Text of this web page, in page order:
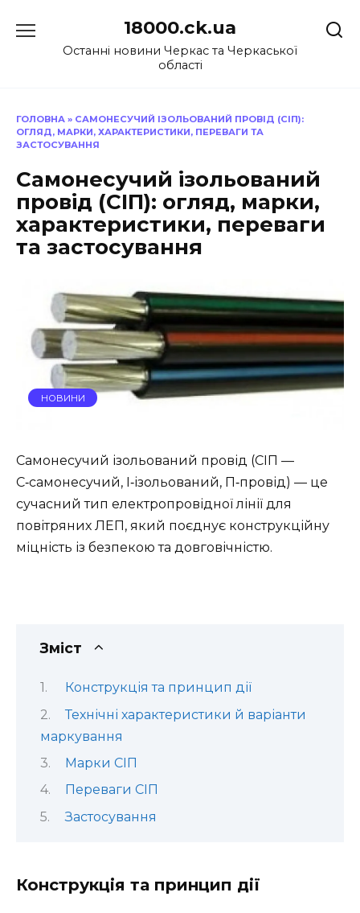
до
18000.ck.ua
Останні новини Черкас та Черкаської
області
ГОЛОВНА » САМОНЕСУЧИЙ ІЗОЛЬОВАНИЙ ПРОВІД (СІП):
ОГЛЯД, МАРКИ, ХАРАКТЕРИСТИКИ, ПЕРЕВАГИ ТА
ЗАСТОСУВАННЯ
Самонесучий ізольований
провід (СІП): огляд, марки,
характеристики, переваги
та застосування
НОВИНИ
Самонесучий ізольований провід (СІП —
С‑самонесучий, І‑ізольований, П‑провід) — це
сучасний тип електропровідної лінії для
повітряних ЛЕП, який поєднує конструкційну
міцність із безпекою та довговічністю.
Зміст
Конструкція та принцип дії
Технічні характеристики й варіанти
маркування
Марки СІП
Переваги СІП
Застосування
Конструкція та принцип дії